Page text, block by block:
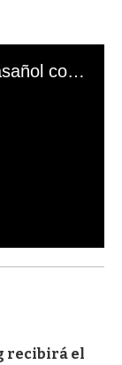
El mal momento de Yanina Gasañol con un hincha argentino en "Subrayado"
recibirá el